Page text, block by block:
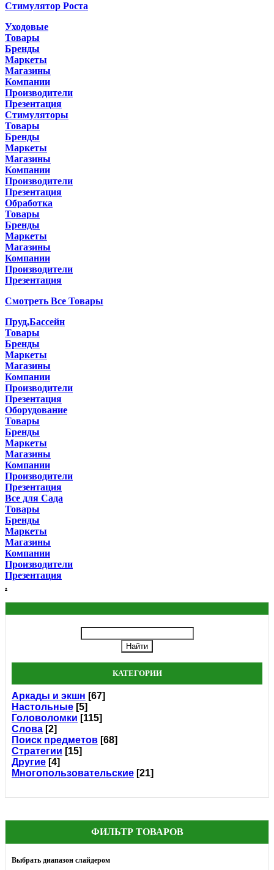
Стимулятор Роста
Уходовые
Товары
Бренды
Маркеты
Магазины
Компании
Производители
Презентация
Стимуляторы
Товары
Бренды
Маркеты
Магазины
Компании
Производители
Презентация
Обработка
Товары
Бренды
Маркеты
Магазины
Компании
Производители
Презентация
Смотреть Все Товары
Пруд,Бассейн
Товары
Бренды
Маркеты
Магазины
Компании
Производители
Презентация
Оборудование
Товары
Бренды
Маркеты
Магазины
Компании
Производители
Презентация
Все для Сада
Товары
Бренды
Маркеты
Магазины
Компании
Производители
Презентация
.
КАТЕГОРИИ
Аркады и экшн [67]
Настольные [5]
Головоломки [115]
Слова [2]
Поиск предметов [68]
Стратегии [15]
Другие [4]
Многопользовательские [21]
ФИЛЬТР ТОВАРОВ
Выбрать диапазон слайдером